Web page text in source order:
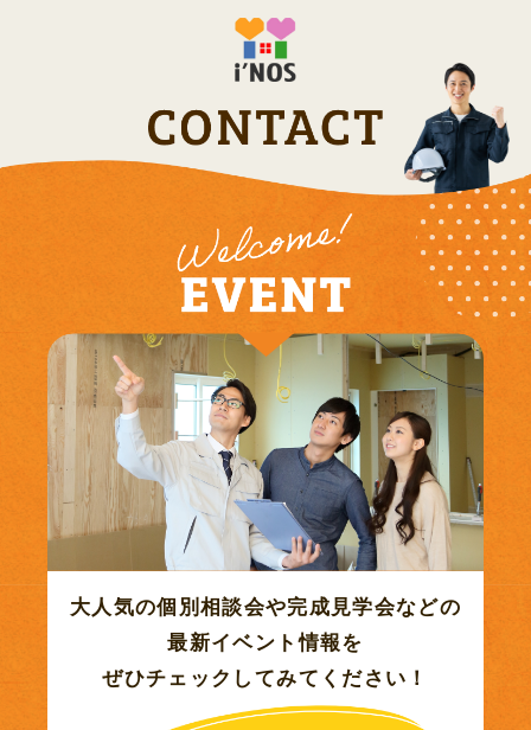
2024年05月 (3)
2023年03月 (6)
2023年02月 (1)
2023年01月 (1)
2022年12月 (4)
2022年11月 (8)
2022年10月 (8)
大人気の個別相談会や完成見学会などの
最新イベント情報を
ぜひチェックしてみてください！